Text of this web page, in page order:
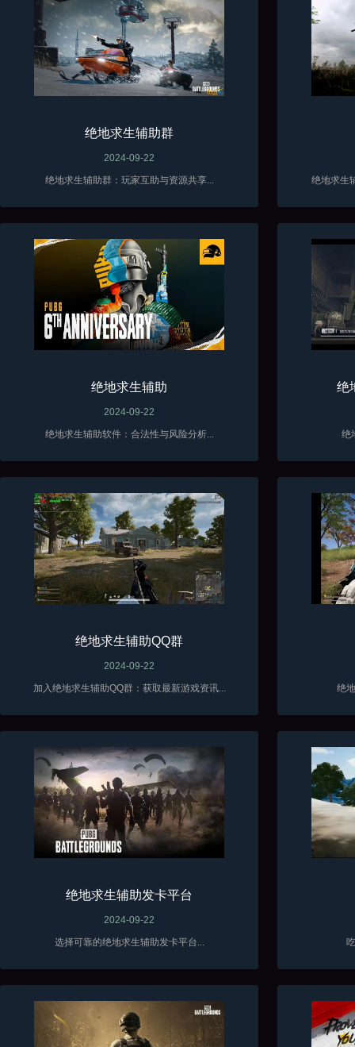
绝地求生辅助群
2024-09-22
绝地求生辅助群：玩家互助与资源共享...
绝地求生
绝地求生辅助
2024-09-22
绝地求生辅助软件：合法性与风险分析...
绝
绝
绝地求生辅助QQ群
2024-09-22
加入绝地求生辅助QQ群：获取最新游戏资讯...
绝
绝地求生辅助发卡平台
2024-09-22
选择可靠的绝地求生辅助发卡平台...